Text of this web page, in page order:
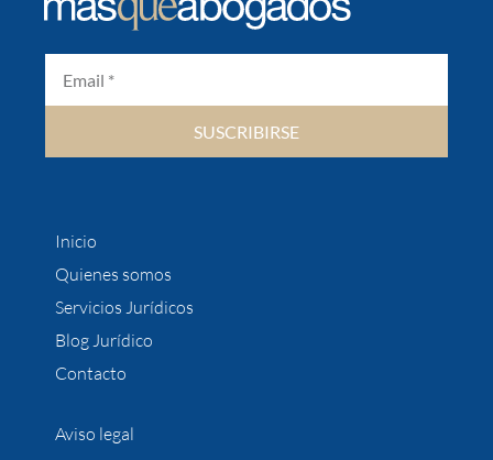
SUSCRIBIRSE
Inicio
Quienes somos
Servicios Jurídicos
Blog Jurídico
Contacto
Aviso legal